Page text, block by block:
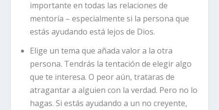
importante en todas las relaciones de
mentoría – especialmente si la persona que
estás ayudando está lejos de Dios.
Elige un tema que añada valor a la otra
persona. Tendrás la tentación de elegir algo
que te interesa. O peor aún, trataras de
atragantar a alguien con la verdad. Pero no lo
hagas. Si estás ayudando a un no creyente,